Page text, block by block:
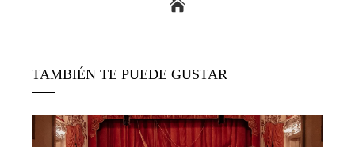
TAMBIÉN TE PUEDE GUSTAR